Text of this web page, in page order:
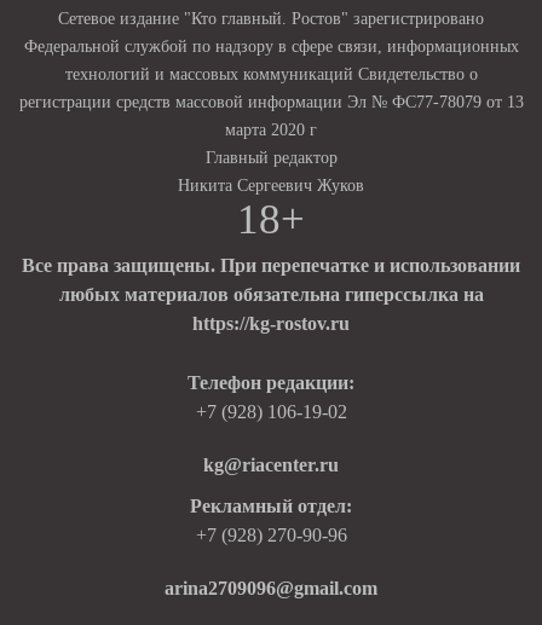
Сетевое издание "Кто главный. Ростов" зарегистрировано
Федеральной службой по надзору в сфере связи, информационных
технологий и массовых коммуникаций Свидетельство о
регистрации средств массовой информации Эл № ФС77-78079 от 13
марта 2020 г
Главный редактор
Никита Сергеевич Жуков
18+
Все права защищены. При перепечатке и использовании
любых материалов обязательна гиперссылка на
https://kg-rostov.ru
Телефон редакции:
+7 (928) 106-19-02
kg@riacenter.ru
Рекламный отдел:
+7 (928) 270-90-96
arina2709096@gmail.com